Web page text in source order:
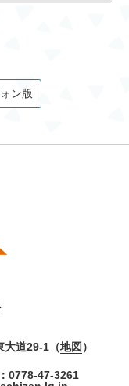
ン版
道29-1（地図 ）
0778-47-3261